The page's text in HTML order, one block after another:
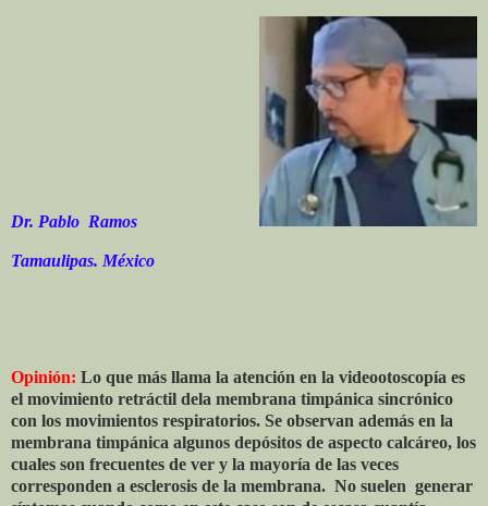
Dr. Pablo Ramos
Tamaulipas. México
Opinión: Lo que más llama la atención en la videootoscopía es
el movimiento retráctil dela membrana timpánica sincrónico
con los movimientos respiratorios. Se observan además en la
membrana timpánica algunos depósitos de aspecto calcáreo, los
cuales son frecuentes de ver y la mayoría de las veces
corresponden a esclerosis de la membrana. No suelen generar